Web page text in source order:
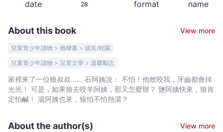
-
Bookniverse
28
About this book View more
兒童青少年讀物 > 橋樑書 > 成長/校園
兒童青少年讀物 > 兒童文學 > 溫馨勵志
家裡來了一位狼叔叔…… 石阿姨說： 不怕！他敢咬我，牙齒都會掉
光光！ 可是，如果狼去咬羊阿姨，那又怎麼辦？ 鹽阿姨快來，狼肯
定怕鹹！ 湯阿姨也來，狼怕不怕熱湯？
About the author(s)
View more